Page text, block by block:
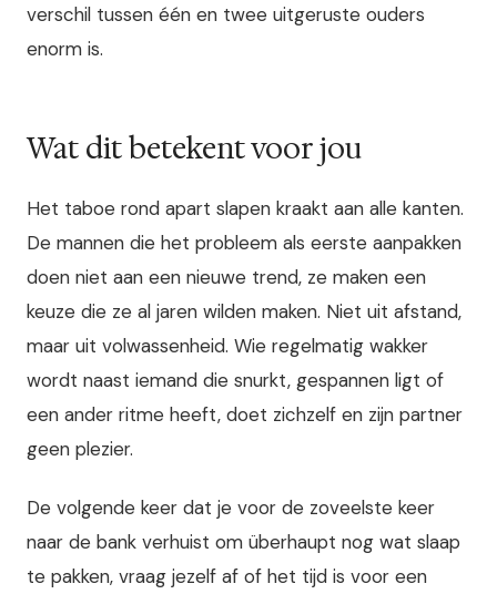
verschil tussen één en twee uitgeruste ouders
enorm is.
Wat dit betekent voor jou
Het taboe rond apart slapen kraakt aan alle kanten.
De mannen die het probleem als eerste aanpakken
doen niet aan een nieuwe trend, ze maken een
keuze die ze al jaren wilden maken. Niet uit afstand,
maar uit volwassenheid. Wie regelmatig wakker
wordt naast iemand die snurkt, gespannen ligt of
een ander ritme heeft, doet zichzelf en zijn partner
geen plezier.
De volgende keer dat je voor de zoveelste keer
naar de bank verhuist om überhaupt nog wat slaap
te pakken, vraag jezelf af of het tijd is voor een